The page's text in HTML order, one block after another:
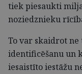
tiek piesaukti
noziedznieku
To var skaidrot
identificēšanu un
iesaistīto iestāžu